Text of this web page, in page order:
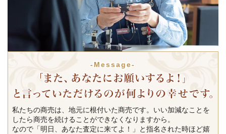
-Message-
私たちの商売は、地元に根付いた商売です。いい加減なことを
したら商売を続けることができなくなりますから。
なので「明日、あなた査定に来てよ！」と指名された時ほど嬉